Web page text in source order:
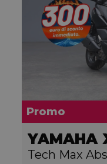
Promo
YAMAHA
Tech Max